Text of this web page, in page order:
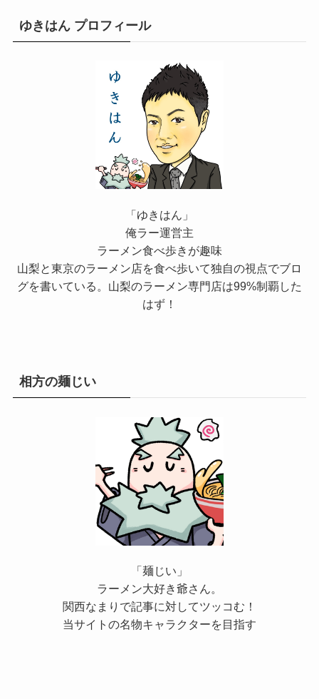
ゆきはん プロフィール
「ゆきはん」
俺ラー運営主
ラーメン食べ歩きが趣味
山梨と東京のラーメン店を食べ歩いて独自の視点でブロ
グを書いている。山梨のラーメン専門店は99%制覇した
はず！
相方の麺じい
「麺じい」
ラーメン大好き爺さん。
関西なまりで記事に対してツッコむ！
当サイトの名物キャラクターを目指す